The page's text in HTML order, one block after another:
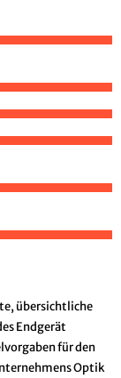
übersichtliche
Endgerät
für den
Optik